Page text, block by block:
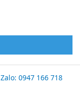
Zalo: 0947 166 718